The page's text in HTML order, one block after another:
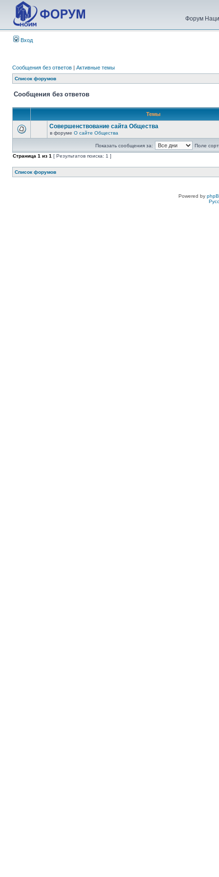
Форум
Вход
Сообщения без ответов | Активные темы
Список форумов
Сообщения без ответов
Темы
Совершенствование сайта Общества
в форуме О сайте Общества
Показать сообщения за:
Поле
Страница 1 из 1 [ Результатов поиска: 1 ]
Список форумов
Powered by